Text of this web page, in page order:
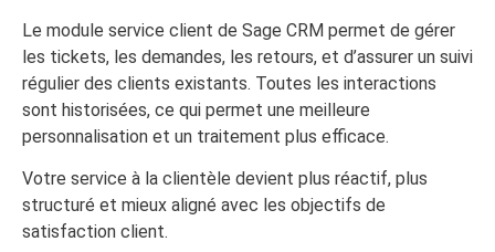
Le module service client de Sage CRM permet de gérer
les tickets, les demandes, les retours, et d’assurer un suivi
régulier des clients existants. Toutes les interactions
sont historisées, ce qui permet une meilleure
personnalisation et un traitement plus efficace.
Votre service à la clientèle devient plus réactif, plus
structuré et mieux aligné avec les objectifs de
satisfaction client.